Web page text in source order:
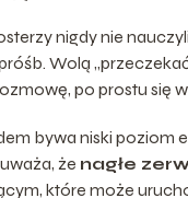
nigdy nie
Wolą
po prostu się
bywa niski poziom
że nagłe
które może